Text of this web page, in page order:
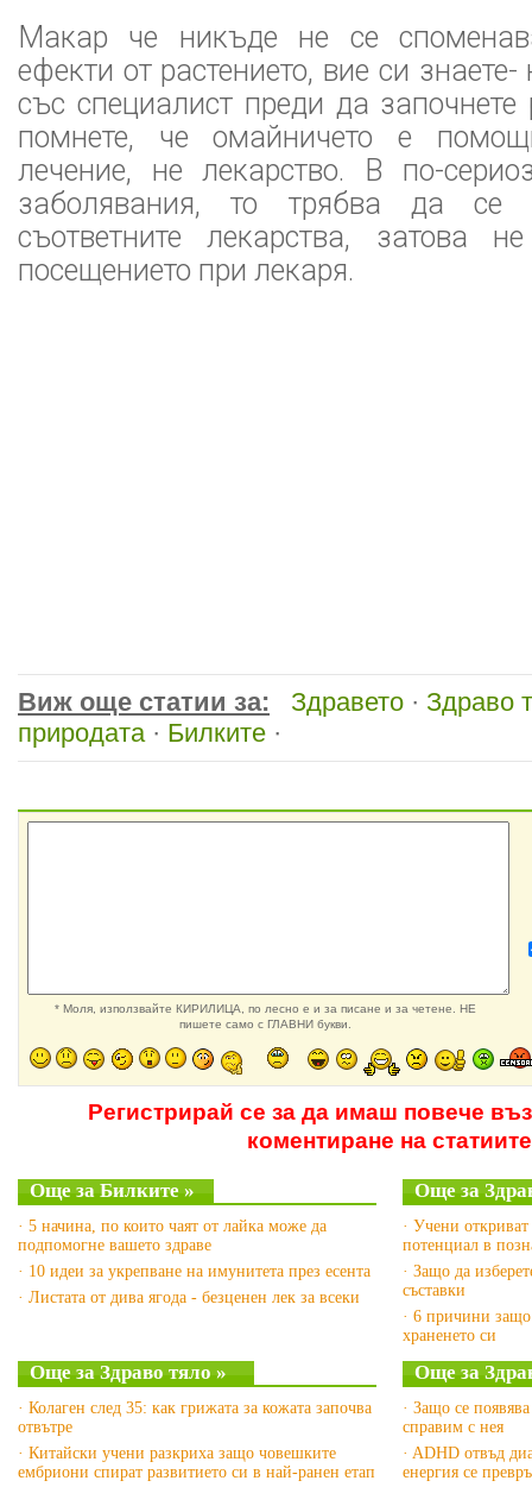
Макар че никъде не се
ефекти от растението, вие си знаете-
със специалист преди да
помнете, че омайничето е
лечение, не лекарство. В по-
заболявания, то трябва да се
съответните лекарства, затова
посещението при лекаря.
Виж още статии за: Здравето · Здраво
природата· Билките ·
* Моля, използвайте КИРИЛИЦА, по лесно е и за писане и за четене. НЕ
пишете само с ГЛАВНИ букви.
Регистрирай се за да имаш повече
коментиране на статиите
Още за Билките »
· 5 начина, по които чаят от лайка може да
подпомогне вашето здраве
· 10 идеи за укрепване на имунитета през есента
· Листата от дива ягода - безценен лек за всеки
Още за
· Учени
потенциал в
· Защо да
съставки
· 6 причини
храненето си
Още за Здраво тяло »
· Колаген след 35: как грижата за кожата започва
отвътре
· Китайски учени разкриха защо човешките
ембриони спират развитието си в най-ранен етап
Още за
· Защо се
справим с нея
· ADHD отвъд
енергия се